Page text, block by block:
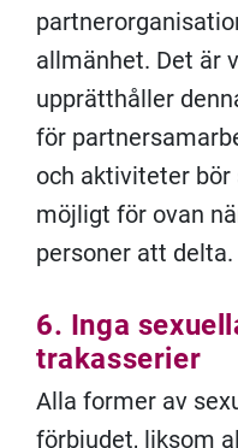
allmänhet. Det är
upprätthåller
för
och aktiviteter
möjligt för ovan
personer att delta.
6. Inga
trakasserier
Alla former av
förbjudet, liksom